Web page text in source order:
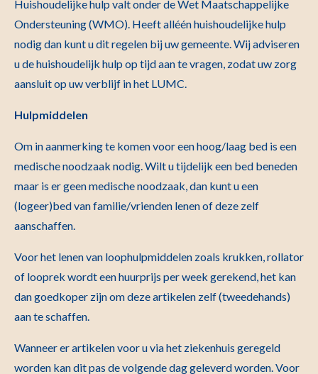
Huishoudelijke hulp valt onder de Wet Maatschappelijke
Ondersteuning (WMO). Heeft alléén huishoudelijke hulp
nodig dan kunt u dit regelen bij uw gemeente. Wij adviseren
u de huishoudelijk hulp op tijd aan te vragen, zodat uw zorg
aansluit op uw verblijf in het LUMC.
Hulpmiddelen
Om in aanmerking te komen voor een hoog/laag bed is een
medische noodzaak nodig. Wilt u tijdelijk een bed beneden
maar is er geen medische noodzaak, dan kunt u een
(logeer)bed van familie/vrienden lenen of deze zelf
aanschaffen.
Voor het lenen van loophulpmiddelen zoals krukken, rollator
of looprek wordt een huurprijs per week gerekend, het kan
dan goedkoper zijn om deze artikelen zelf (tweedehands)
aan te schaffen.
Wanneer er artikelen voor u via het ziekenhuis geregeld
worden kan dit pas de volgende dag geleverd worden. Voor